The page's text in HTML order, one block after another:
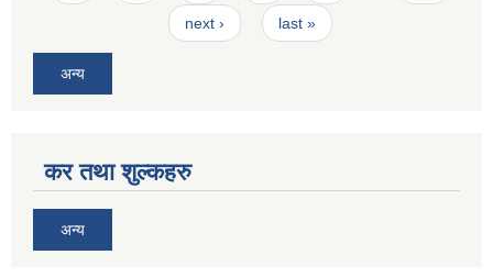
next › last »
अन्य
कर तथा शुल्कहरु
अन्य